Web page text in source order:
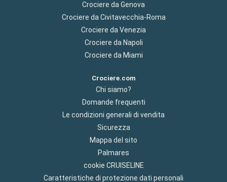
Crociere da Genova
Crociere da Civitavecchia-Roma
Crociere da Venezia
Crociere da Napoli
Crociere da Miami
Crociere.com
Chi siamo?
Domande frequenti
Le condizioni generali di vendita
Sicurezza
Mappa del sito
Palmares
cookie CRUISELINE
Caratteristiche di protezione dati personali